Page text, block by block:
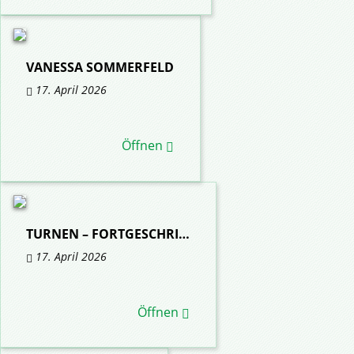
VANESSA SOMMERFELD
17. April 2026
Öffnen
TURNEN – FORTGESCHRI…
17. April 2026
Öffnen